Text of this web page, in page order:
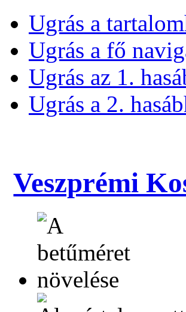
Ugrás a
Ugrás a fő
Ugrás az 1.
Ugrás a 2.
Veszprémi